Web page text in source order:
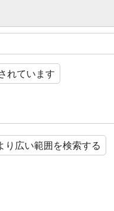
れています
り広い範囲を検索する